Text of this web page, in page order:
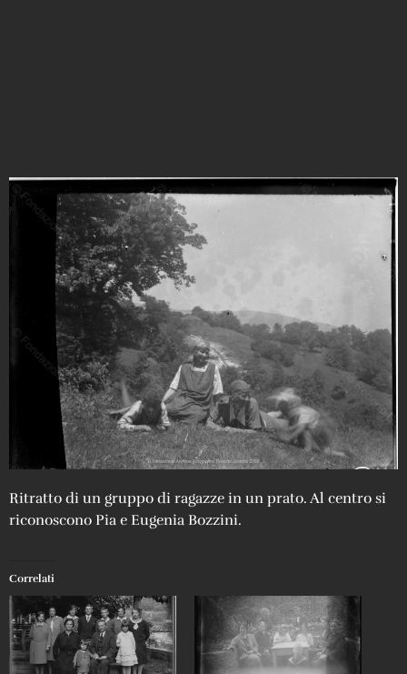
Ritratto di un gruppo di ragazze in un prato. Al centro si
riconoscono Pia e Eugenia Bozzini.
Correlati